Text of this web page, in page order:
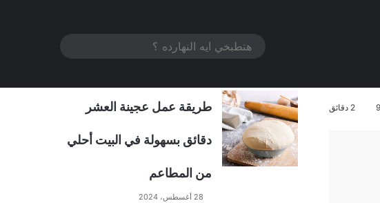
الوضع المظلم
الوصفات الأكثر مشاهدة
طريقة عمل عجينة العشر
دقائق بسهولة في البيت أحلي
من المطاعم
28 أغسطس، 2024